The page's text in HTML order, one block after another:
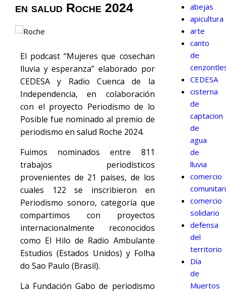
en salud Roche 2024
El podcast “Mujeres que cosechan
lluvia y esperanza” elaborado por
CEDESA y Radio Cuenca de la
Independencia, en colaboración
con el proyecto Periodismo de lo
Posible fue nominado al premio de
periodismo en salud Roche 2024.
Fuimos nominados entre 811
trabajos periodísticos
provenientes de 21 países, de los
cuales 122 se inscribieron en
Periodismo sonoro, categoría que
compartimos con proyectos
internacionalmente reconocidos
como El Hilo de Radio Ambulante
Estudios (Estados Unidos) y Folha
do Sao Paulo (Brasil).
La Fundación Gabo de periodismo
abejas
apicultura
arte
canto
de
CEDESA
cisterna
de
captacion
de
agua
de
lluvia
comercio
comercio
solidario
defensa
del
territorio
Día
de
Muertos